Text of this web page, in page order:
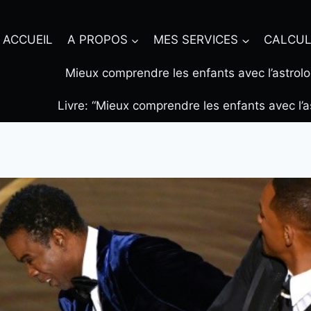
ACCUEIL A PROPOS MES SERVICES
Mieux comprendre les enfants avec
Livre: “Mieux comprendre les enfants avec